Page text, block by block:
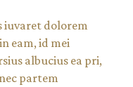
iuvaret dolorem
eam, id mei
albucius ea pri,
partem